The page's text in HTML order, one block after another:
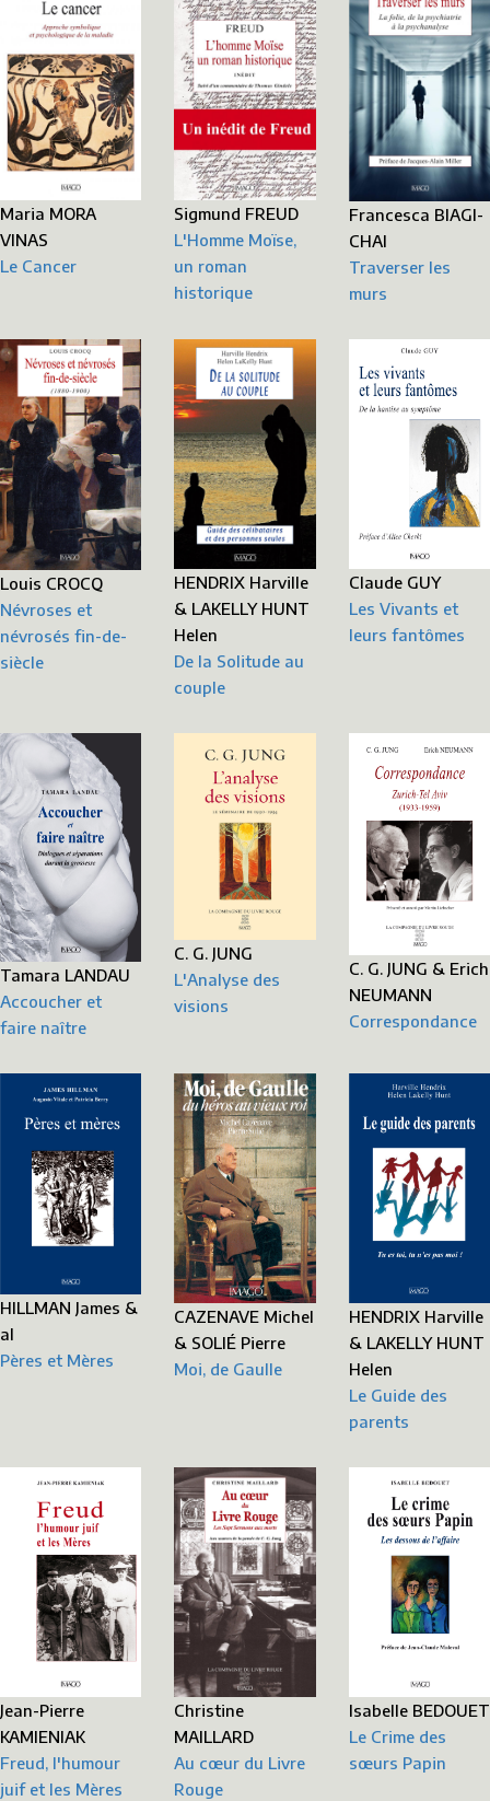
Maria MORA
VINAS
Le Cancer
Sigmund FREUD
L'Homme Moïse,
un roman
historique
Francesca BIAGI-
CHAI
Traverser les
murs
Louis CROCQ
Névroses et
névrosés fin-de-
siècle
HENDRIX Harville
& LAKELLY HUNT
Helen
De la Solitude au
couple
Claude GUY
Les Vivants et
leurs fantômes
Tamara LANDAU
Accoucher et
faire naître
C. G. JUNG
L'Analyse des
visions
C. G. JUNG & Erich
NEUMANN
Correspondance
HILLMAN James &
al
Pères et Mères
CAZENAVE Michel
& SOLIÉ Pierre
Moi, de Gaulle
HENDRIX Harville
& LAKELLY HUNT
Helen
Le Guide des
parents
Jean-Pierre
KAMIENIAK
Freud, l'humour
juif et les Mères
Christine
MAILLARD
Au cœur du Livre
Rouge
Isabelle BEDOUET
Le Crime des
sœurs Papin